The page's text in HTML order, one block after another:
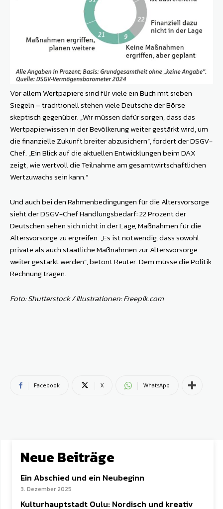
Vor allem Wertpapiere sind für viele ein Buch mit sieben
Siegeln – traditionell stehen viele Deutsche der Börse
skeptisch gegenüber. „Wir müssen dafür sorgen, dass das
Wertpapierwissen in der Bevölkerung weiter gestärkt wird, um
die finanzielle Zukunft breiter abzusichern“, fordert der DSGV-
Chef. „Ein Blick auf die aktuellen Entwicklungen beim DAX
zeigt, wie wertvoll die Teilnahme am gesamtwirtschaftlichen
Wertzuwachs sein kann.“
Und auch bei den Rahmenbedingungen für die Altersvorsorge
sieht der DSGV-Chef Handlungsbedarf: 22 Prozent der
Deutschen sehen sich nicht in der Lage, Maßnahmen für die
Altersvorsorge zu ergreifen. „Es ist notwendig, dass sowohl
private als auch staatliche Maßnahmen zur Altersvorsorge
weiter gestärkt werden“, betont Reuter. Dem müsse die Politik
Rechnung tragen.
Foto: Shutterstock / Illustrationen: Freepik.com
Facebook X WhatsApp
Neue Beiträge
Ein Abschied und ein Neubeginn
3. Dezember 2025
Kulturhauptstadt Oulu: Nordisch und kreativ